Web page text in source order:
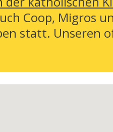
Coop, Migros
statt. Unseren